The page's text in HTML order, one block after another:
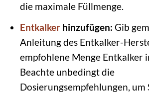
die maximale Füllmenge.
Entkalkerhinzufügen: Gib
Anleitung des Entkalker-
empfohlene Menge Entkalker
Beachte unbedingt die
Dosierungsempfehlungen, um